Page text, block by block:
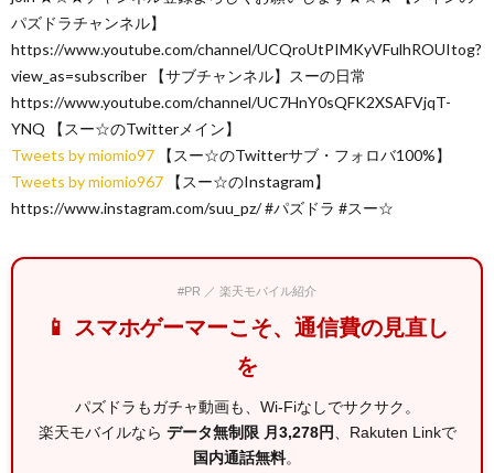
パズドラチャンネル】
https://www.youtube.com/channel/UCQroUtPIMKyVFulhROUItog?
view_as=subscriber 【サブチャンネル】スーの日常
https://www.youtube.com/channel/UC7HnY0sQFK2XSAFVjqT-
YNQ 【スー☆のTwitterメイン】
Tweets by miomio97 【スー☆のTwitterサブ・フォロバ100%】
Tweets by miomio967 【スー☆のInstagram】
https://www.instagram.com/suu_pz/ #パズドラ #スー☆
#PR ／ 楽天モバイル紹介
📱 スマホゲーマーこそ、通信費の見直し
を
パズドラもガチャ動画も、Wi-Fiなしでサクサク。
楽天モバイルなら データ無制限 月3,278円 、Rakuten Linkで
国内通話無料。